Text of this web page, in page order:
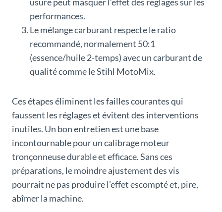
performances.
Le mélange carburant respecte le ratio
recommandé, normalement 50:1
(essence/huile 2-temps) avec un carburant de
qualité comme le Stihl MotoMix.
Ces étapes éliminent les failles courantes qui
faussent les réglages et évitent des interventions
inutiles. Un bon entretien est une base
incontournable pour un calibrage moteur
tronçonneuse durable et efficace. Sans ces
préparations, le moindre ajustement des vis
pourrait ne pas produire l’effet escompté et, pire,
abîmer la machine.